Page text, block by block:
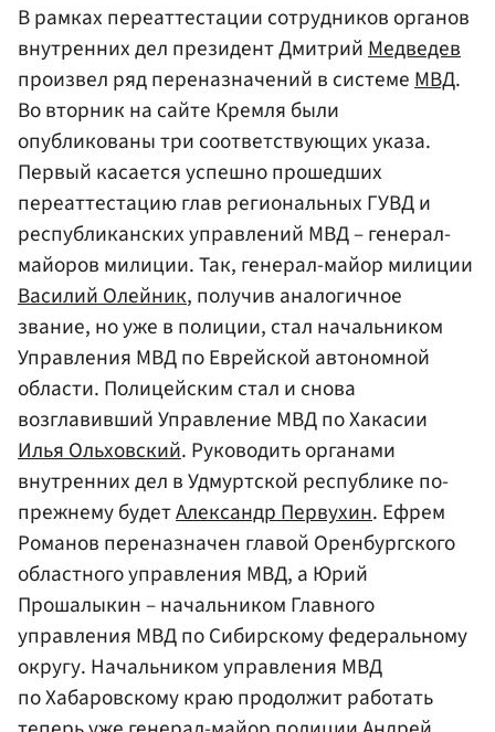
В рамках переаттестации сотрудников органов
внутренних дел президент ДмитрийМедведев
произвел ряд переназначений в системеМВД.
Во вторник на сайте Кремля были
опубликованы три соответствующих указа.
Первый касается успешно прошедших
переаттестацию глав региональных ГУВД и
республиканских управлений МВД – генерал-
майоров милиции. Так, генерал-майор милиции
Василий Олейник, получив аналогичное
звание, но уже в полиции, стал начальником
Управления МВД по Еврейской автономной
области. Полицейским стал и снова
возглавивший Управление МВД по Хакасии
Илья Ольховский. Руководить органами
внутренних дел в Удмуртской республике по-
прежнему будетАлександр Первухин. Ефрем
Романов переназначен главой Оренбургского
областного управления МВД, а Юрий
Прошалыкин – начальником Главного
управления МВД по Сибирскому федеральному
округу. Начальником управления МВД
по Хабаровскому краю продолжит работать